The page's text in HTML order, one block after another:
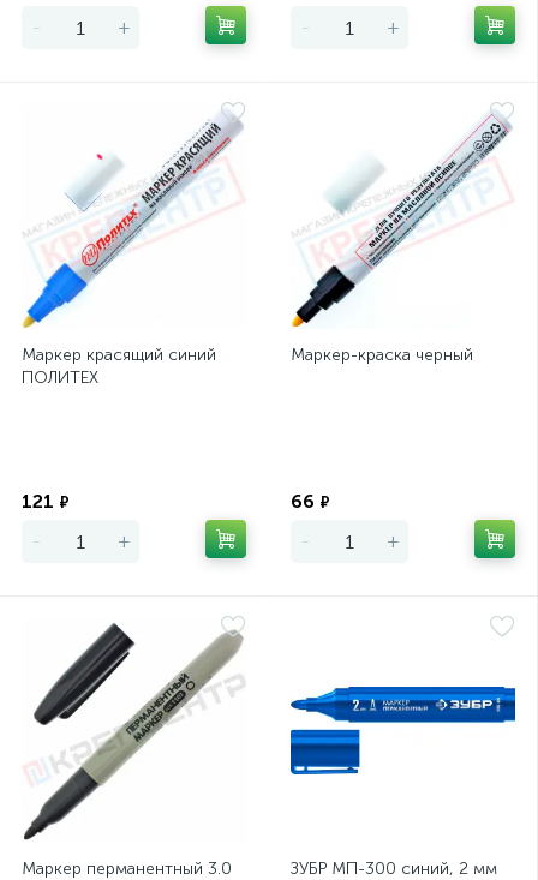
- + - +
Маркер красящий синий
ПОЛИТЕХ
121 ₽
- +
Маркер-краска черный
66 ₽
- +
Маркер перманентный 3.0
ЗУБР МП-300 синий, 2 мм